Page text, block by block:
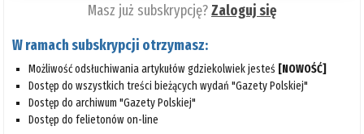
Masz już subskrypcję?Zaloguj się
W ramach subskrypcji otrzymasz:
Możliwość odsłuchiwania artykułów gdziekolwiek jesteś [NOWOŚĆ]
Dostęp do wszystkich treści bieżących wydań "Gazety Polskiej"
Dostęp do archiwum "Gazety Polskiej"
Dostęp do felietonów on-line